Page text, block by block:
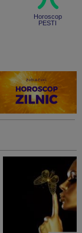
Horoscop
PESTI